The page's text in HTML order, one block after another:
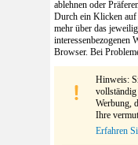
ablehnen oder
Durch ein Klicken auf
mehr über das
interessenbezogenen
Browser. Bei
Hinweis:
vollständig
Werbung,
Ihre
Erfahren